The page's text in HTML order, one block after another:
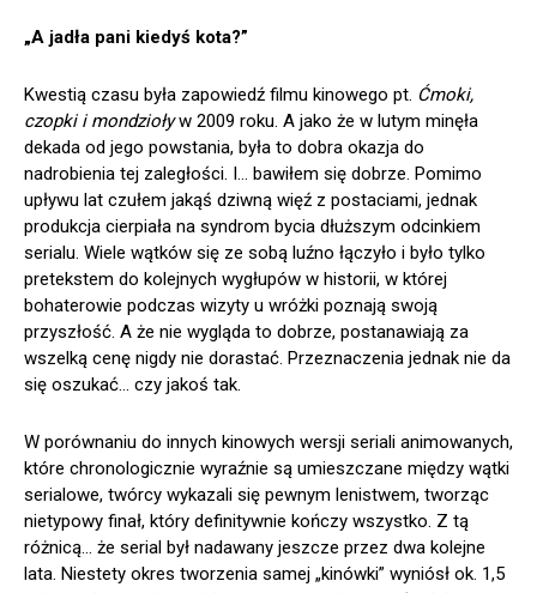
„A jadła pani kiedyś kota?”
Kwestią czasu była zapowiedź filmu kinowego pt. Ćmoki,
czopki i mondzioływ 2009 roku. A jako że w lutym minęła
dekada od jego powstania, była to dobra okazja do
nadrobienia tej zaległości. I… bawiłem się dobrze. Pomimo
upływu lat czułem jakąś dziwną więź z postaciami, jednak
produkcja cierpiała na syndrom bycia dłuższym odcinkiem
serialu. Wiele wątków się ze sobą luźno łączyło i było tylko
pretekstem do kolejnych wygłupów w historii, w której
bohaterowie podczas wizyty u wróżki poznają swoją
przyszłość. A że nie wygląda to dobrze, postanawiają za
wszelką cenę nigdy nie dorastać. Przeznaczenia jednak nie da
się oszukać… czy jakoś tak.
W porównaniu do innych kinowych wersji seriali animowanych,
które chronologicznie wyraźnie są umieszczane między wątki
serialowe, twórcy wykazali się pewnym lenistwem, tworząc
nietypowy finał, który definitywnie kończy wszystko. Z tą
różnicą… że serial był nadawany jeszcze przez dwa kolejne
lata. Niestety okres tworzenia samej „kinówki” wyniósł ok. 1,5